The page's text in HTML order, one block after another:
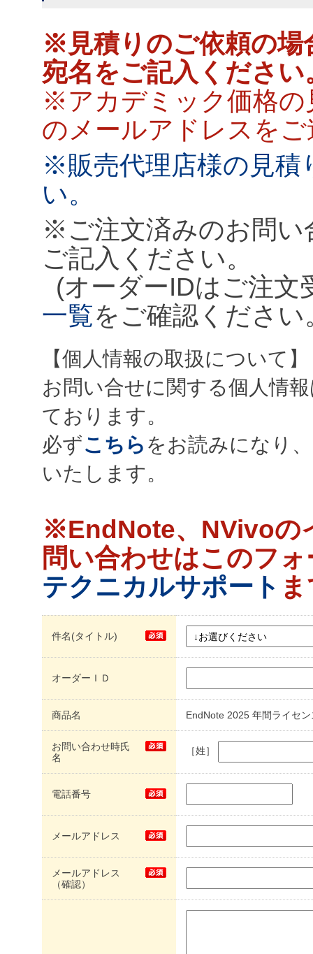
※見積りのご依頼の場
宛名をご記入ください
※アカデミック価格の
のメールアドレスを
※販売代理店様の見積
い。
※ご注文済みのお問い
ご記入ください。
(オーダーIDはご注文
一覧をご確認ください
【個人情報の取扱について】
お問い合せに関する個人情
ております。
必ずこちら をお読みになり
いたします。
※EndNote、NVivoの
問い合わせはこのフ
テクニカルサポート
件名(タイトル)
オーダーＩＤ
商品名 EndNote 2025 年間ライセ
お問い合わせ時氏
名
［姓］
電話番号
メールアドレス
メールアドレス
（確認）